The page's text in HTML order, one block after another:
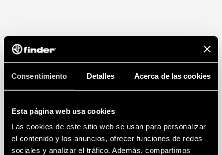
Consentimiento Detalles Acerca de las cookies
Esta página web usa cookies
Las cookies de este sitio web se usan para personalizar
el contenido y los anuncios, ofrecer funciones de redes
sociales y analizar el tráfico. Además, compartimos